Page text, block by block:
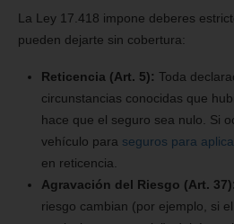
La Ley 17.418 impone deberes
pueden dejarte sin cobertura:
Reticencia (Art. 5): Toda
circunstancias conocidas que
hace que el seguro sea nulo. Si
vehículo para seguros para
en reticencia.
Agravación del Riesgo (Art. 37):
riesgo cambian (por ejemplo, si